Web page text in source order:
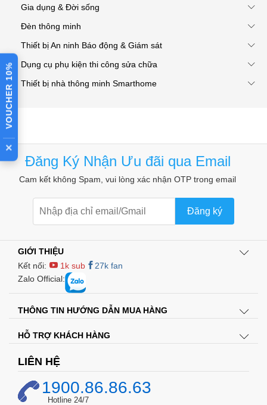
Gia dụng & Đời sống
Đèn thông minh
Thiết bị An ninh Báo động & Giám sát
Dụng cụ phụ kiện thi công sửa chữa
Thiết bị nhà thông minh Smarthome
Đăng Ký Nhận Ưu đãi qua Email
Cam kết không Spam, vui lòng xác nhận OTP trong email
Đăng ký
GIỚI THIỆU
Kết nối:
1k sub
27k fan
Zalo Official:
THÔNG TIN HƯỚNG DẪN MUA HÀNG
HỖ TRỢ KHÁCH HÀNG
LIÊN HỆ
1900.86.86.63
Hotline 24/7
VOUCHER 10%
×